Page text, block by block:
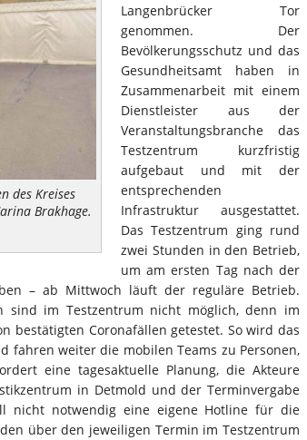
des Kreises
Brakhage.
Langenbrücker Tor
genommen. Der
Bevölkerungsschutz und das
Gesundheitsamt haben in
Zusammenarbeit mit einem
Dienstleister aus der
Veranstaltungsbranche das
Testzentrum kurzfristig
aufgebaut und mit der
entsprechenden
Infrastruktur ausgestattet.
Das Testzentrum ging rund
zwei Stunden in den Betrieb,
um am ersten Tag nach der
– ab Mittwoch läuft der reguläre Betrieb.
sind im Testzentrum nicht möglich, denn im
bestätigten Coronafällen getestet. So wird das
fahren weiter die mobilen Teams zu Personen,
eine tagesaktuelle Planung, die Akteure
in Detmold und der Terminvergabe
nicht notwendig eine eigene Hotline für die
über den jeweiligen Termin im Testzentrum